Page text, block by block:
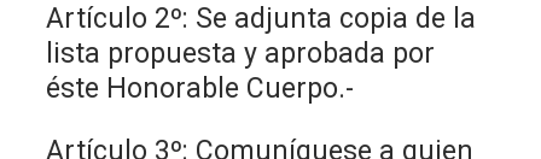
Artículo 2º: Se adjunta copia de la
lista propuesta y aprobada por
éste Honorable Cuerpo.-
Artículo 3º: Comuníquese a quien